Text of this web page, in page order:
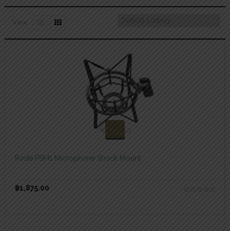
View
สอบถามและสั่งซื้อสินค้า
Rode PSM1 Microphone Shock Mount
฿1,875.00